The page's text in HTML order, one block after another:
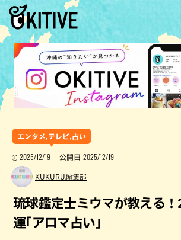
エンタメ,テレビ,占い
2025/12/19 公開日 2025/12/19
KUKURU編集部
琉球鑑定士ミウマが教える
運｢アロマ占い｣